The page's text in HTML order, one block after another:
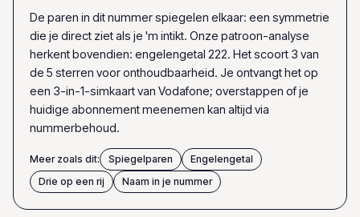
De paren in dit nummer spiegelen elkaar: een symmetrie
die je direct ziet als je 'm intikt. Onze patroon-analyse
herkent bovendien: engelengetal 222. Het scoort 3 van
de 5 sterren voor onthoudbaarheid. Je ontvangt het op
een 3-in-1-simkaart van Vodafone; overstappen of je
huidige abonnement meenemen kan altijd via
nummerbehoud.
Meer zoals dit: Spiegelparen
Engelengetal
Drie op een rij
Naam in je nummer